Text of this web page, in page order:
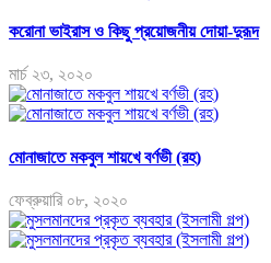
করোনা ভাইরাস ও কিছু প্রয়োজনীয় দোয়া-দুরূদ
মার্চ ২৩, ২০২০
মোনাজাতে মকবুল শায়খে বর্ণভী (রহ)
ফেব্রুয়ারি ০৮, ২০২০